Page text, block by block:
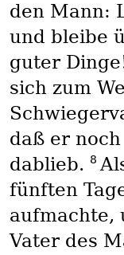
den Mann:
und bleibe
guter
sich zum
daß er
dablieb. 8
fünften
aufmachte,
Vater des